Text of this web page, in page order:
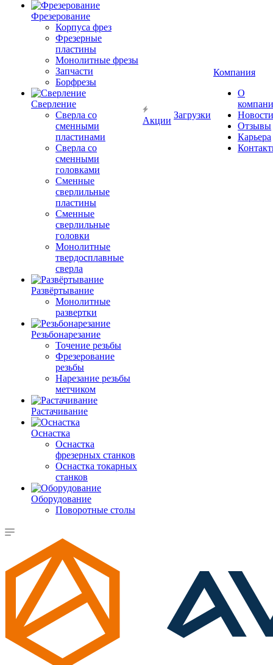
Фрезерование
Корпуса фрез
Фрезерные
пластины
Монолитные фрезы
Запчасти
Борфрезы
Сверление
Сверла со
сменными
пластинами
Сверла со
сменными
головками
Сменные
сверлильные
пластины
Сменные
сверлильные
головки
Монолитные
твердосплавные
сверла
Развёртывание
Монолитные
развертки
Резьбонарезание
Точение резьбы
Фрезерование
резьбы
Нарезание резьбы
метчиком
Растачивание
Оснастка
Оснастка
фрезерных станков
Оснастка токарных
станков
Оборудование
Поворотные столы
Акции
Загрузки
Компания
О
Новости
Отзывы
Карьера